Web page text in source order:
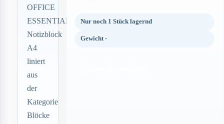
OFFICE
ESSENTIALS
Notizblock
A4
liniert
aus
der
Kategorie
Blöcke
Nur noch 1 Stück lagernd
Gewicht -